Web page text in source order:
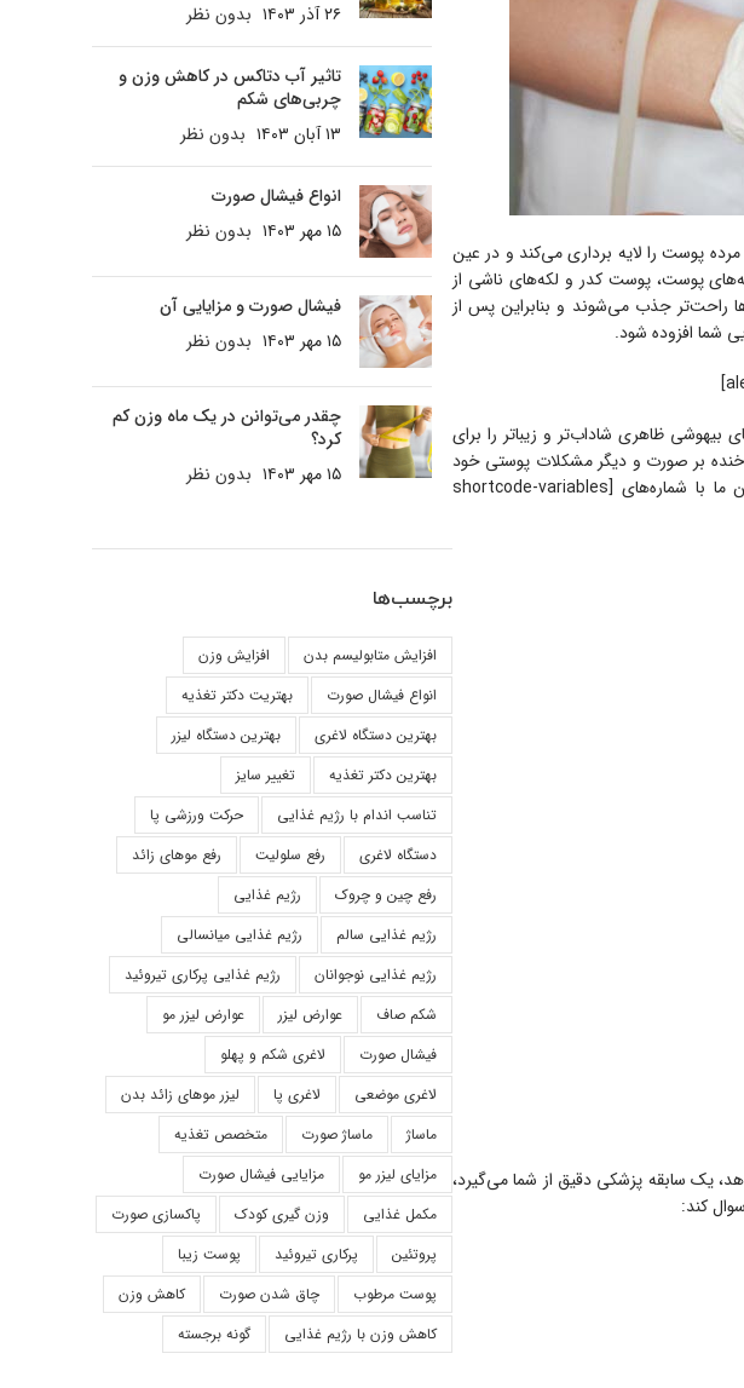
پوست را لایه برداری می‌کند و در عین
پوست، پوست کدر و لکه‌های ناشی از
راحت‌تر جذب می‌شوند و بنابراین پس از
شما افزوده شود.
ظاهری شاداب‌تر و زیباتر را برای
خنده بر صورت و دیگر مشکلات پوستی خود
هستید با [shortcode-variables slug=”name”] تماس بگیرید. به منظور رزرو نوبت و یا مشاوره با متخصصین ما با شماره‌های [shortcode-variables
یک سابقه پزشکی دقیق از شما می‌گیرد،
کند:
۲۶ آذر ۱۴۰۳
بدون نظر
تاثیر آب دتاکس در کاهش وزن و
چربی‌های شکم
۱۳ آبان ۱۴۰۳
بدون نظر
انواع فیشال صورت
۱۵ مهر ۱۴۰۳
بدون نظر
فیشال صورت و مزایایی آن
۱۵ مهر ۱۴۰۳
بدون نظر
چقدر می‌توانن در یک ماه وزن کم
کرد؟
۱۵ مهر ۱۴۰۳
بدون نظر
برچسب‌ها
افزایش متابولیسم بدن
افزایش وزن
انواع فیشال صورت
بهتریت دکتر تغذیه
بهترین دستگاه لاغری
بهترین دستگاه لیزر
بهترین دکتر تغذیه
تغییر سایز
تناسب اندام با رژیم غذایی
حرکت ورزشی پا
دستگاه لاغری
رفع سلولیت
رفع موهای زائد
رفع چین و چروک
رژیم غذایی
رژیم غذایی سالم
رژیم غذایی میانسالی
رژیم غذایی نوجوانان
رژیم غذایی پرکاری تیروئید
شکم صاف
عوارض لیزر
عوارض لیزر مو
فیشال صورت
لاغری شکم و پهلو
لاغری موضعی
لاغری پا
لیزر موهای زائد بدن
ماساژ
ماساژ صورت
متخصص تغذیه
مزایای لیزر مو
مزایایی فیشال صورت
مکمل غذایی
وزن گیری کودک
پاکسازی صورت
پروتئین
پرکاری تیروئید
پوست زیبا
پوست مرطوب
چاق شدن صورت
کاهش وزن
کاهش وزن با رژیم غذایی
گونه برجسته